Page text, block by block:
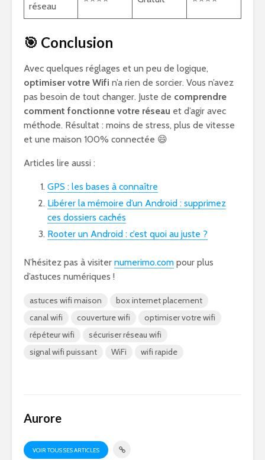
réseau
🎯 Conclusion
Avec quelques réglages et un peu de logique,
optimiser votre Wifi n’a rien de sorcier. Vous n’avez
pas besoin de tout changer. Juste de comprendre
comment fonctionne votre réseau et d’agir avec
méthode. Résultat : moins de stress, plus de vitesse
et une maison 100% connectée 😄
Articles lire aussi :
GPS : les bases à connaître
Libérer la mémoire d’un Android : supprimez
ces dossiers cachés
Rooter un Android : c’est quoi au juste ?
N’hésitez pas à visiter numerimo.com pour plus
d’astuces numériques !
astuces wifi maison
box internet placement
canal wifi
couverture wifi
optimiser votre wifi
répéteur wifi
sécuriser réseau wifi
signal wifi puissant
WiFi wifi rapide
Aurore
VOIR TOUS SES ARTICLES